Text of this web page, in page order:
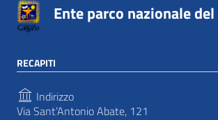
Ente parco nazionale del
RECAPITI
Indirizzo
Via Sant’Antonio Abate, 121